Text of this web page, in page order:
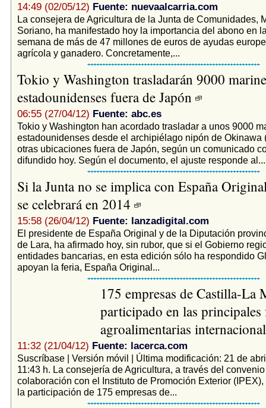
14:49 (02/05/12) Fuente: nuevaalcarria.com
La consejera de Agricultura de la Junta de Comunidades,
Soriano, ha manifestado hoy la importancia del abono en
semana de más de 47 millones de euros de ayudas
agrícola y ganadero. Concretamente,...
Tokio y Washington trasladarán 9000
estadounidenses fuera de Japón
06:55 (27/04/12) Fuente: abc.es
Tokio y Washington han acordado trasladar a unos 9000
estadounidenses desde el archipiélago nipón de Okinawa
otras ubicaciones fuera de Japón, según un comunicado
difundido hoy. Según el documento, el ajuste responde al...
Si la Junta no se implica con España
se celebrará en 2014
15:58 (26/04/12) Fuente: lanzadigital.com
El presidente de España Original y de la Diputación
de Lara, ha afirmado hoy, sin rubor, que si el Gobierno
entidades bancarias, en esta edición sólo ha respondido
apoyan la feria, España Original...
175 empresas de Castilla-La
participado en las principales
agroalimentarias
11:32 (21/04/12) Fuente: lacerca.com
Suscríbase | Versión móvil | Última modificación: 21 de
11:43 h. La consejería de Agricultura, a través del
colaboración con el Instituto de Promoción Exterior
la participación de 175 empresas de...